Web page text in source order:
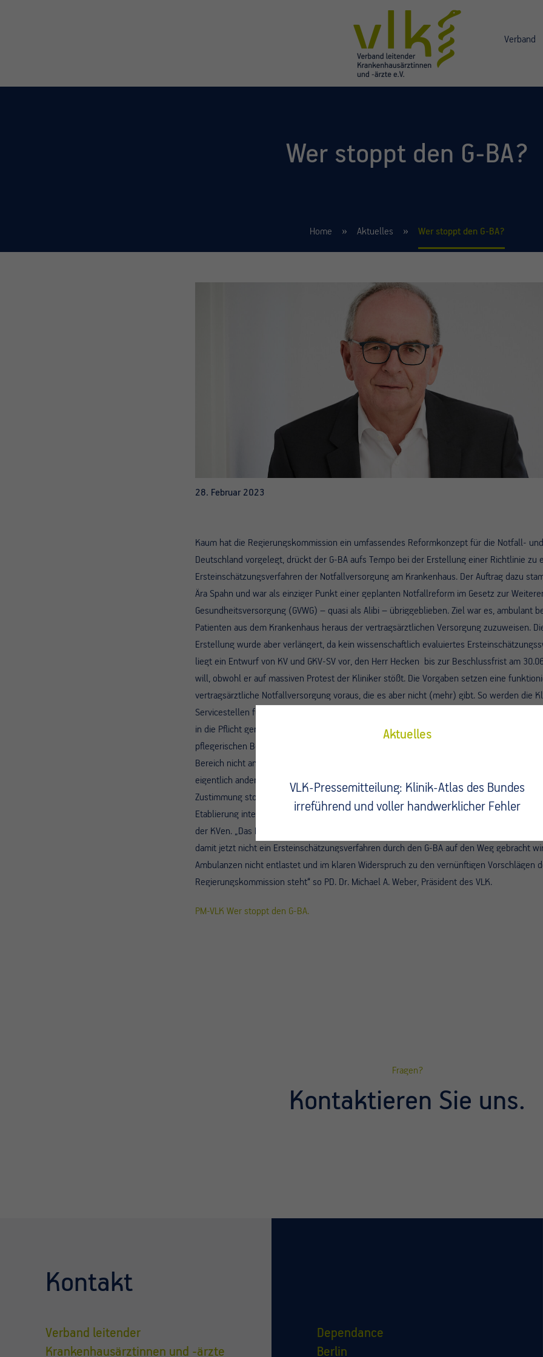
Verband
Wer stoppt den G-BA?
Home Aktuelles Wer stoppt den G-BA?
28. Februar 2023
Kaum hat die Regierungskommission ein umfassendes Reformkonzept für die Notfall-
Deutschland vorgelegt, drückt der G-BA aufs Tempo bei der Erstellung einer Richtlinie zu
Ersteinschätzungsverfahren der Notfallversorgung am Krankenhaus. Der Auftrag dazu
Ära Spahn und war als einziger Punkt einer geplanten Notfallreform im Gesetz zur
Gesundheitsversorgung (GVWG) – quasi als Alibi – übriggeblieben. Ziel war es, ambulant
Patienten aus dem Krankenhaus heraus der vertragsärztlichen Versorgung zuzuweisen.
Erstellung wurde aber verlängert, da kein wissenschaftlich evaluiertes
liegt ein Entwurf von KV und GKV-SV vor, den Herr Hecken bis zur Beschlussfrist am
will, obwohl er auf massiven Protest der Kliniker stößt. Die Vorgaben setzen eine
vertragsärztliche Notfallversorgung voraus, die es aber nicht (mehr) gibt. So werden die
Servicestellen für Termine degradiert, die aber zeitnah nicht existent sind. Die KVen
in die Pflicht genommen. Es werden Forderungen nach Checklisten, Qualifikationen im
pflegerischen Bereich aufgestellt, die vielerorts nicht erfüllbar sind und für die es im
Bereich nicht ansatzweise ein Pendant gibt. Für all diese Probleme zeigte die
eigentlich andere Lösungsvorschläge auf, die im Gegensatz zur avisierten G-BA-Richtlinie
Zustimmung stoßen. Hervorzuheben sind eine bessere Patientensteuerung durch
Etablierung integrierter Notfallzentren und eine verbindliche Einforderung eines 24/7
der KVen. „Das Bundesgesundheitsministerium muss deshalb den Regelungsauftrag an
damit jetzt nicht ein Ersteinschätzungsverfahren durch den G-BA auf den Weg gebracht
Ambulanzen nicht entlastet und im klaren Widerspruch zu den vernünftigen Vorschlägen
Regierungskommission steht“ so PD. Dr. Michael A. Weber, Präsident des VLK.
PM-VLK Wer stoppt den G-BA.
Fragen?
Kontaktieren Sie uns.
Kontakt
Verband leitender
Krankenhausärztinnen und -ärzte
Dependance
Berlin
Aktuelles
VLK-Pressemitteilung: Klinik-Atlas des Bundes
irreführend und voller handwerklicher Fehler